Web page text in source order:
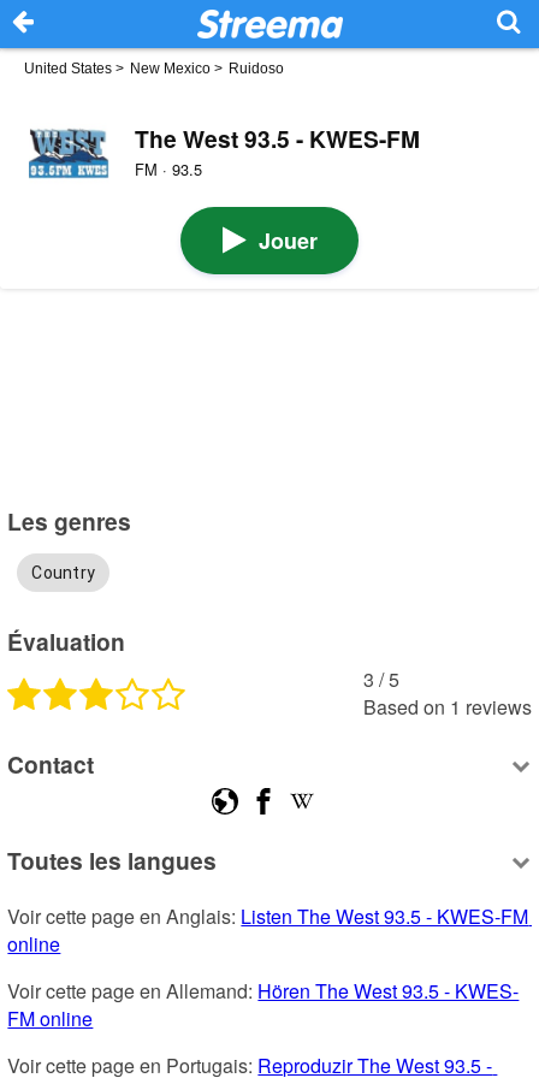
United States > New Mexico > Ruidoso
The West 93.5 - KWES-FM
FM · 93.5
Jouer
Les genres
Country
Évaluation
3 /5
Based on 1 reviews
Contact
Toutes les langues
Voir cette page en Anglais: Listen The West 93.5 - KWES-FM
online
Voir cette page en Allemand: Hören The West 93.5 - KWES-
FM online
Voir cette page en Portugais: Reproduzir The West 93.5 -